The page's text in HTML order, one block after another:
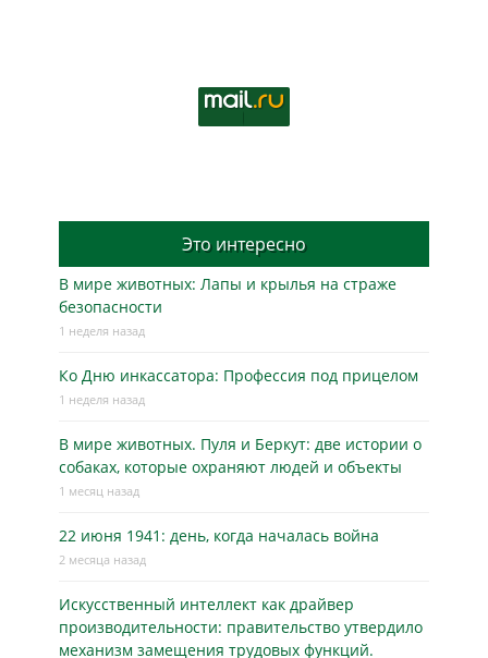
Это интересно
В мире животных: Лапы и крылья на страже
безопасности
1 неделя назад
Ко Дню инкассатора: Профессия под прицелом
1 неделя назад
В мире животных. Пуля и Беркут: две истории о
собаках, которые охраняют людей и объекты
1 месяц назад
22 июня 1941: день, когда началась война
2 месяца назад
Искусственный интеллект как драйвер
производительности: правительство утвердило
механизм замещения трудовых функций.